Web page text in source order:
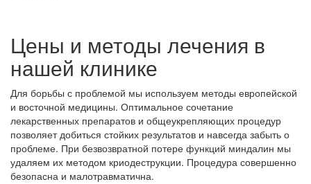
Цены и методы лечения в
нашей клинике
Для борьбы с проблемой мы используем методы европейской
и восточной медицины. Оптимальное сочетание
лекарственных препаратов и общеукрепляющих процедур
позволяет добиться стойких результатов и навсегда забыть о
проблеме. При безвозвратной потере функций миндалин мы
удаляем их методом криодеструкции. Процедура совершенно
безопасна и малотравматична.